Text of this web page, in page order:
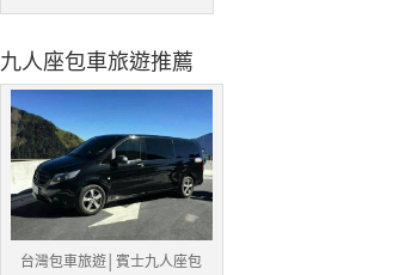
九人座包車旅遊推薦
台灣包車旅遊│賓士九人座包